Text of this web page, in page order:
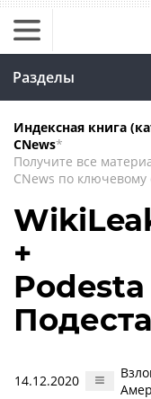
Разделы
Индексная книга
CNews*
Получите все
CNews по ключевому
+
14.12.2020